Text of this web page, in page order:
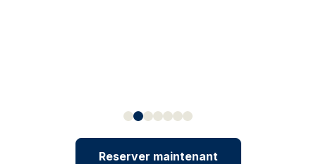
Reserver maintenant